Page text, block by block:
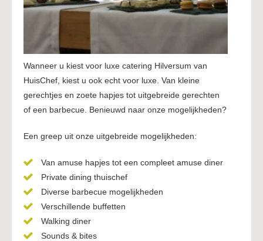
Wanneer u kiest voor luxe catering Hilversum van
HuisChef, kiest u ook echt voor luxe. Van kleine
gerechtjes en zoete hapjes tot uitgebreide gerechten
of een barbecue. Benieuwd naar onze mogelijkheden?
Een greep uit onze uitgebreide mogelijkheden:
Van amuse hapjes tot een compleet amuse diner
Private dining thuischef
Diverse barbecue mogelijkheden
Verschillende buffetten
Walking diner
Sounds & bites